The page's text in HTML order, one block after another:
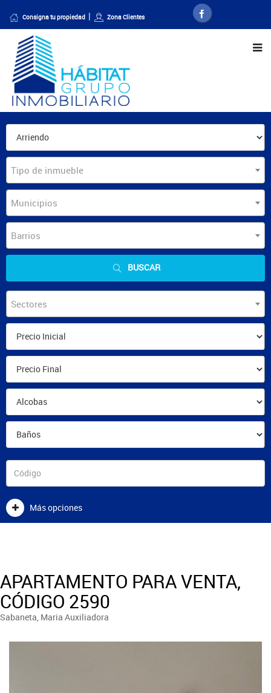
Consigna tu propiedad Zona Clientes
Tipo de inmueble
Municipios
Barrios
BUSCAR
Sectores
Más opciones
APARTAMENTO PARA VENTA,
CÓDIGO 2590
Sabaneta, Maria Auxiliadora